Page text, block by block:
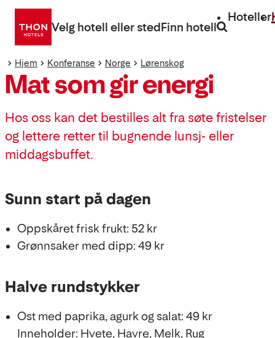
Gå
direkte
Velg hotell eller stedFinn hotell
Hoteller
Hjem Konferanse Norge Lørenskog
Mat som gir energi
Hos oss kan det bestilles alt fra søte fristelser
og lettere retter til bugnende lunsj- eller
middagsbuffet.
Sunn start på dagen
Oppskåret frisk frukt: 52 kr
Grønnsaker med dipp: 49 kr
Halve rundstykker
Ost med paprika, agurk og salat: 49 kr
Inneholder: Hvete, Havre, Melk, Rug